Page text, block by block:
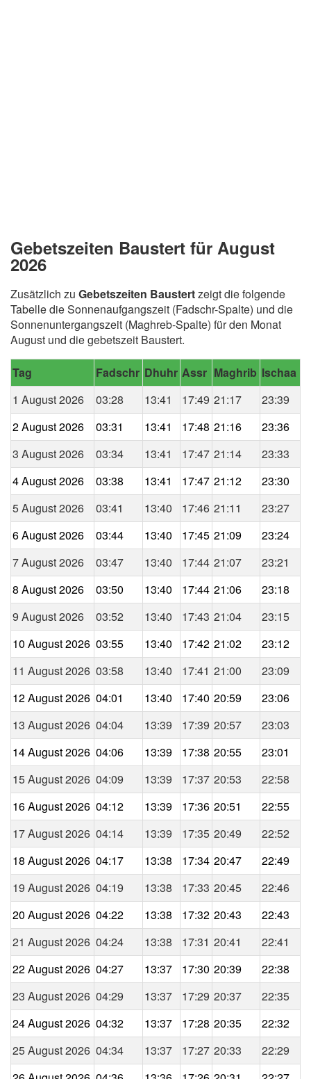
Gebetszeiten Baustert für August
2026
Zusätzlich zu Gebetszeiten Baustertzeigt die folgende
Tabelle die Sonnenaufgangszeit (Fadschr-Spalte) und die
Sonnenuntergangszeit (Maghreb-Spalte) für den Monat
August und die gebetszeit Baustert.
Tag Fadschr Dhuhr Assr Maghrib Ischaa
1 August 2026
03:28 13:41 17:49 21:17
23:39
2 August 2026
03:31 13:41 17:48 21:16
23:36
3 August 2026
03:34 13:41 17:47 21:14
23:33
4 August 2026
03:38 13:41 17:47 21:12
23:30
5 August 2026
03:41 13:40 17:46 21:11
23:27
6 August 2026
03:44 13:40 17:45 21:09
23:24
7 August 2026
03:47 13:40 17:44 21:07
23:21
8 August 2026
03:50 13:40 17:44 21:06
23:18
9 August 2026
03:52 13:40 17:43 21:04
23:15
10 August 2026 03:55 13:40 17:42 21:02
23:12
11 August 2026 03:58 13:40 17:41 21:00
23:09
12 August 2026 04:01 13:40 17:40 20:59
23:06
13 August 2026 04:04 13:39 17:39 20:57
23:03
14 August 2026 04:06 13:39 17:38 20:55
23:01
15 August 2026 04:09 13:39 17:37 20:53
22:58
16 August 2026 04:12 13:39 17:36 20:51
22:55
17 August 2026 04:14 13:39 17:35 20:49
22:52
18 August 2026 04:17 13:38 17:34 20:47
22:49
19 August 2026 04:19 13:38 17:33 20:45
22:46
20 August 2026 04:22 13:38 17:32 20:43
22:43
21 August 2026 04:24 13:38 17:31 20:41
22:41
22 August 2026 04:27 13:37 17:30 20:39
22:38
23 August 2026 04:29 13:37 17:29 20:37
22:35
24 August 2026 04:32 13:37 17:28 20:35
22:32
25 August 2026 04:34 13:37 17:27 20:33
22:29